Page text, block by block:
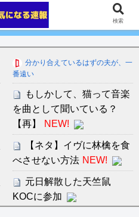
分かり合えているはずの夫が、一
番遠い
もしかして、猫って音楽
を曲として聞いている？
【再】
NEW!
【ネタ】イヴに林檎を食
べさせない方法 NEW!
元日解散した天竺鼠
KOCに参加
検索